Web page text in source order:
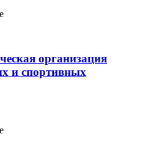
организация
и спортивных